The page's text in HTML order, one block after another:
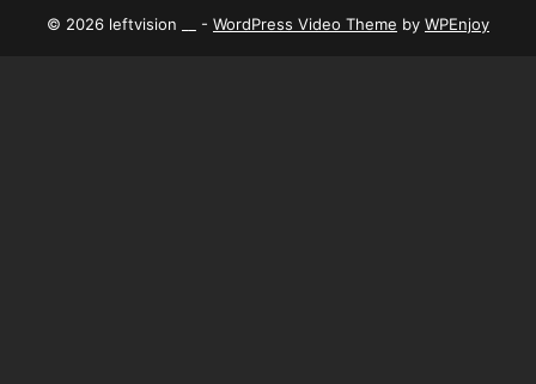
© 2026 leftvision __ - WordPress Video Theme by WPEnjoy